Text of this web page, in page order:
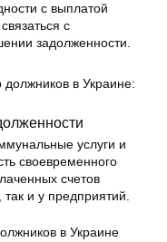
с выплатой
с
задолженности.
услуги и
своевременного
счетов
и у предприятий.
в Украине